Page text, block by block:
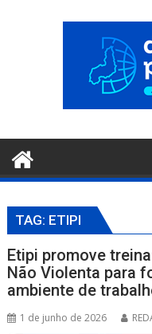
TAG: ETIPI
Etipi promove
Não Violenta para
ambiente de
1 de junho de 2026